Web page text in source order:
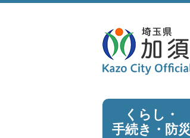
くらし・
手続き ・防災